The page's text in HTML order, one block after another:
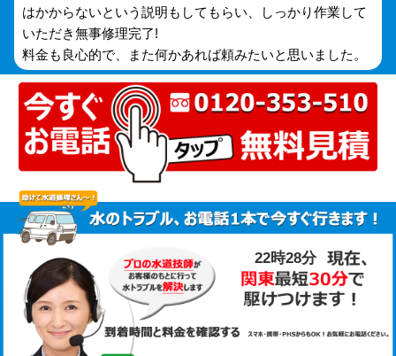
はかからないという説明もしてもらい、しっかり作業して
いただき無事修理完了!
料金も良心的で、また何かあれば頼みたいと思いました。
22時28分